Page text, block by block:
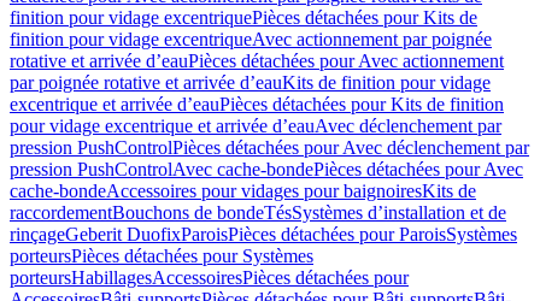
finition pour vidage excentriquePièces détachées pour Kits de
finition pour vidage excentriqueAvec actionnement par poignée
rotative et arrivée d’eauPièces détachées pour Avec actionnement
par poignée rotative et arrivée d’eauKits de finition pour vidage
excentrique et arrivée d’eauPièces détachées pour Kits de finition
pour vidage excentrique et arrivée d’eauAvec déclenchement par
pression PushControlPièces détachées pour Avec déclenchement par
pression PushControlAvec cache-bondePièces détachées pour Avec
cache-bondeAccessoires pour vidages pour baignoiresKits de
raccordementBouchons de bondeTésSystèmes d’installation et de
rinçageGeberit DuofixParoisPièces détachées pour ParoisSystèmes
porteursPièces détachées pour Systèmes
porteursHabillagesAccessoiresPièces détachées pour